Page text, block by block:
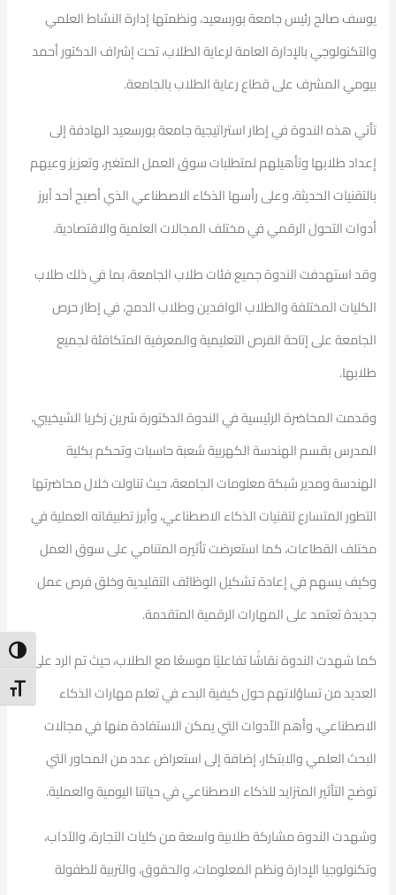
يوسف صالح رئيس جامعة بورسعيد، ونظمتها إدارة النشاط العلمي
والتكنولوجي بالإدارة العامة لرعاية الطلاب، تحت إشراف الدكتور أحمد
بيومي المشرف على قطاع رعاية الطلاب بالجامعة.
تأتي هذه الندوة في إطار استراتيجية جامعة بورسعيد الهادفة إلى
إعداد طلابها وتأهيلهم لمتطلبات سوق العمل المتغير، وتعزيز وعيهم
بالتقنيات الحديثة، وعلى رأسها الذكاء الاصطناعي الذي أصبح أحد أبرز
أدوات التحول الرقمي في مختلف المجالات العلمية والاقتصادية.
وقد استهدفت الندوة جميع فئات طلاب الجامعة، بما في ذلك طلاب
الكليات المختلفة والطلاب الوافدين وطلاب الدمج، في إطار حرص
الجامعة على إتاحة الفرص التعليمية والمعرفية المتكافئة لجميع
طلابها.
وقدمت المحاضرة الرئيسية في الندوة الدكتورة شرين زكريا الشيخيبي،
المدرس بقسم الهندسة الكهربية شعبة حاسبات وتحكم بكلية
الهندسة ومدير شبكة معلومات الجامعة، حيث تناولت خلال محاضرتها
التطور المتسارع لتقنيات الذكاء الاصطناعي، وأبرز تطبيقاته العملية في
مختلف القطاعات، كما استعرضت تأثيره المتنامي على سوق العمل
وكيف يسهم في إعادة تشكيل الوظائف التقليدية وخلق فرص عمل
جديدة تعتمد على المهارات الرقمية المتقدمة.
كما شهدت الندوة نقاشًا تفاعليًا موسعًا مع الطلاب، حيث تم الرد على
العديد من تساؤلاتهم حول كيفية البدء في تعلم مهارات الذكاء
الاصطناعي، وأهم الأدوات التي يمكن الاستفادة منها في مجالات
البحث العلمي والابتكار، إضافة إلى استعراض عدد من المحاور التي
توضح التأثير المتزايد للذكاء الاصطناعي في حياتنا اليومية والعملية.
وشهدت الندوة مشاركة طلابية واسعة من كليات التجارة، والآداب،
وتكنولوجيا الإدارة ونظم المعلومات، والحقوق، والتربية للطفولة